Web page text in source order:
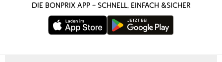
DIE BONPRIX APP – SCHNELL, EINFACH &SICHER